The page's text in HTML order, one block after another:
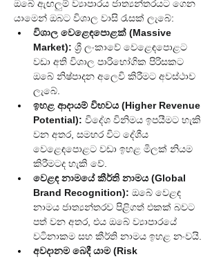
ඔබේ ඇඟලුම් ව්‍යාපාරය ජාත්‍යන්තරයට ගෙන
යාමෙන් ඔබට විශාල වාසි රැසක් ලැබේ:
විශාල වෙළෙඳපොළක් (Massive
Market): ශ්‍රී ලංකාවේ වෙළෙඳපොළට
වඩා අති විශාල පාරිභෝගික පිරිසකට
ඔබේ නිෂ්පාදන අලෙවි කිරීමට අවස්ථාව
ලැබේ.
ඉහළ ආදායම් විභවය (Higher Revenue
Potential): විදේශ විනිමය ඉපයීමට හැකි
වන අතර, සමහර විට දේශීය
වෙළෙඳපොළට වඩා ඉහළ මිලක් නියම
කිරීමටද හැකි වේ.
වෙළඳ නාමයේ කීර්ති නාමය (Global
Brand Recognition): ඔබේ වෙළඳ
නාමය ජාත්‍යන්තරව පිළිගත් එකක් බවට
පත් වන අතර, එය ඔබේ ව්‍යාපාරයේ
වටිනාකම සහ කීර්ති නාමය ඉහළ නංවයි.
අවදානම බෙදී යාම (Risk